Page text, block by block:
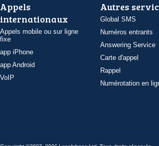
Appels
internationaux
Appels mobile ou sur ligne
fixe
app iPhone
app Android
VoIP
Autres
Global SMS
Numéros entrants
Answering Service
Carte d'appel
Rappel
Numérotation en